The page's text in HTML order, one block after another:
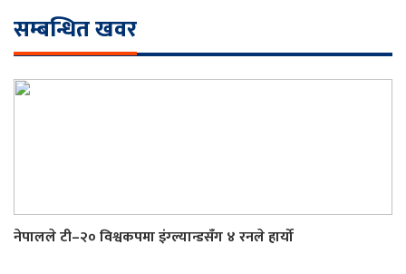
सम्बन्धित खवर
नेपालले टी–२० विश्वकपमा इंग्ल्यान्डसँग ४ रनले हार्यो